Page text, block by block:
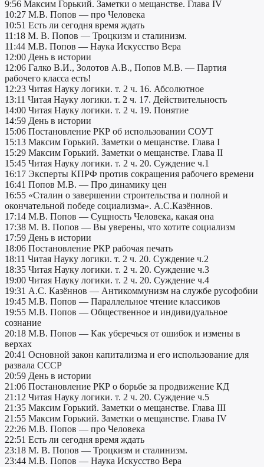
9:56 Максим Горький. Заметки о мещанстве. Глава IV
10:27 М.В. Попов — про Человека
10:51 Есть ли сегодня время ждать
11:18 М. В. Попов — Троцкизм и сталинизм.
11:44 М.В. Попов — Наука Искусство Вера
12:00 День в истории
12:06 Галко В.И., Золотов А.В., Попов М.В. — Партия
рабочего класса есть!
12:23 Читая Науку логики. т. 2 ч. 16. Абсолютное
13:11 Читая Науку логики. т. 2 ч. 17. Действительность
14:00 Читая Науку логики. т. 2 ч. 19. Понятие
14:59 День в истории
15:06 Постановление РКР об использовании СОУТ
15:13 Максим Горький. Заметки о мещанстве. Глава I
15:29 Максим Горький. Заметки о мещанстве. Глава II
15:45 Читая Науку логики. т. 2 ч. 20. Суждение ч.1
16:17 Эксперты КПРФ против сокращения рабочего времени
16:41 Попов М.В. — Про динамику цен
16:55 «Сталин о завершении строительства и полной и
окончательной победе социализма». А.С.Казённов.
17:14 М.В. Попов — Сущность Человека, какая она
17:38 М. В. Попов — Вы уверены, что хотите социализм
17:59 День в истории
18:06 Постановление РКР рабочая печать
18:11 Читая Науку логики. т. 2 ч. 20. Суждение ч.2
18:35 Читая Науку логики. т. 2 ч. 20. Суждение ч.3
19:00 Читая Науку логики. т. 2 ч. 20. Суждение ч.4
19:31 А.С. Казённов — Антикоммунизм на службе русофобии
19:45 М.В. Попов — Параллельное чтение классиков
19:55 М.В. Попов — Общественное и индивидуальное
сознание
20:18 М.В. Попов — Как уберечься от ошибок и измены в
верхах
20:41 Основной закон капитализма и его использование для
развала СССР
20:59 День в истории
21:06 Постановление РКР о борьбе за продвижение КД
21:12 Читая Науку логики. т. 2 ч. 20. Суждение ч.5
21:35 Максим Горький. Заметки о мещанстве. Глава III
21:55 Максим Горький. Заметки о мещанстве. Глава IV
22:26 М.В. Попов — про Человека
22:51 Есть ли сегодня время ждать
23:18 М. В. Попов — Троцкизм и сталинизм.
23:44 М.В. Попов — Наука Искусство Вера